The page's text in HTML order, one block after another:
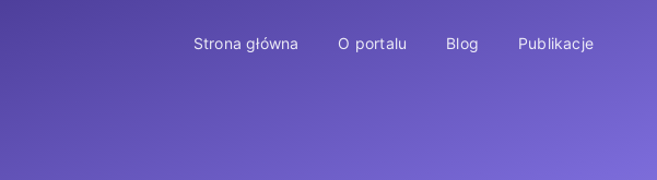
Strona główna O portalu Blog Publikacje